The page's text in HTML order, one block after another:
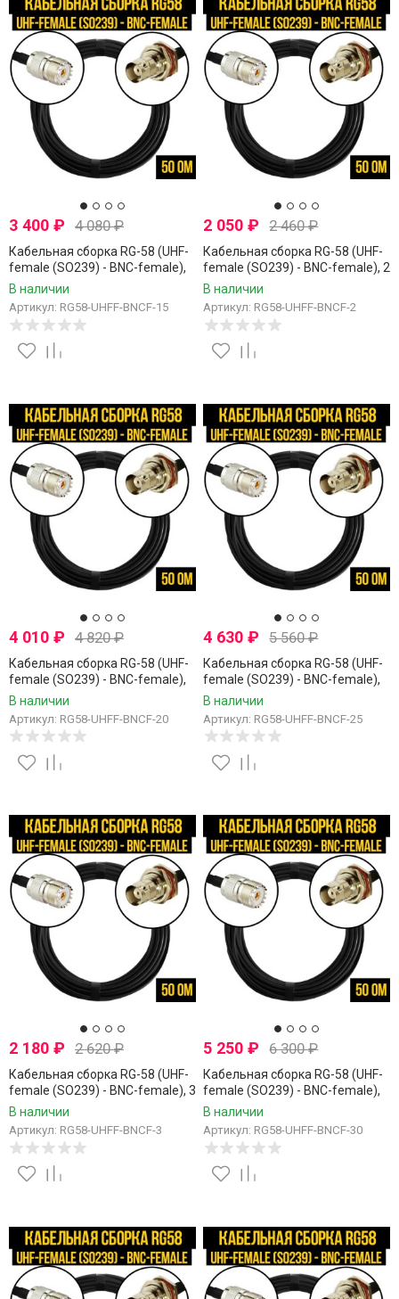
3 400 ₽ 4 080₽
Кабельная сборка RG-58 (UHF-
female (SO239) - BNC-female),
15 метров
В наличии
Артикул: RG58-UHFF-BNCF-15
2 050₽ 2 460₽
Кабельная сборка RG-58 (UHF-
female (SO239) - BNC-female), 2
метра
В наличии
Артикул: RG58-UHFF-BNCF-2
4 010 ₽ 4 820₽
Кабельная сборка RG-58 (UHF-
female (SO239) - BNC-female),
20 метров
В наличии
Артикул: RG58-UHFF-BNCF-20
4 630₽ 5 560₽
Кабельная сборка RG-58 (UHF-
female (SO239) - BNC-female),
25 метров
В наличии
Артикул: RG58-UHFF-BNCF-25
2 180 ₽ 2 620₽
Кабельная сборка RG-58 (UHF-
female (SO239) - BNC-female), 3
метра
В наличии
Артикул: RG58-UHFF-BNCF-3
5 250₽ 6 300₽
Кабельная сборка RG-58 (UHF-
female (SO239) - BNC-female),
30 метров
В наличии
Артикул: RG58-UHFF-BNCF-30